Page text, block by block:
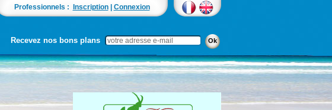
Professionnels : Inscription| Connexion
Recevez nos bons plans